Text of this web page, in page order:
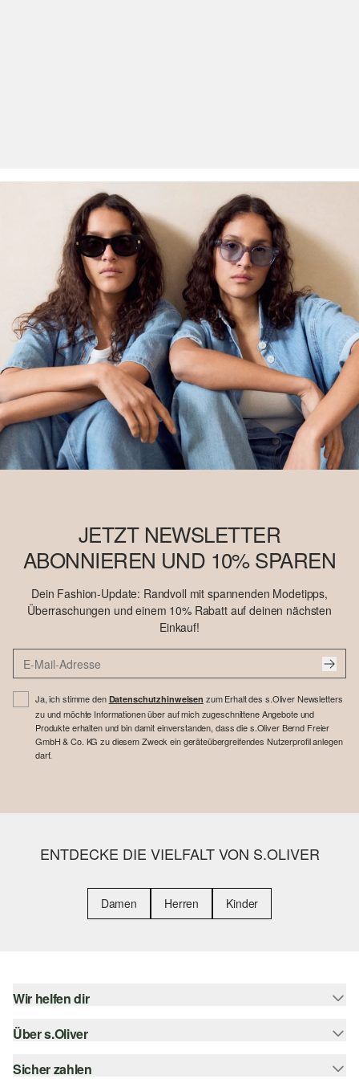
JETZT NEWSLETTER
ABONNIEREN UND 10% SPAREN
Dein Fashion-Update: Randvoll mit spannenden Modetipps,
Überraschungen und einem 10% Rabatt auf deinen nächsten
Einkauf!
Ja, ich stimme den Datenschutzhinweisen zum Erhalt des s.Oliver Newsletters
zu und möchte Informationen über auf mich zugeschnittene Angebote und
Produkte erhalten und bin damit einverstanden, dass die s.Oliver Bernd Freier
GmbH & Co. KG zu diesem Zweck ein geräteübergreifendes Nutzerprofil anlegen
darf.
ENTDECKE DIE VIELFALT VON S.OLIVER
Damen Herren Kinder
Wir helfen dir
Hilfe & FAQ
Größenberatung
Über s.Oliver
s.Oliver Magazin
Sicher zahlen